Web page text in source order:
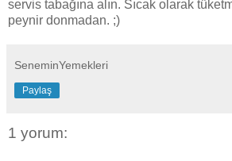
servis tabağına alın. Sıcak olarak
peynir donmadan. ;)
SeneminYemekleri
Paylaş
1 yorum: